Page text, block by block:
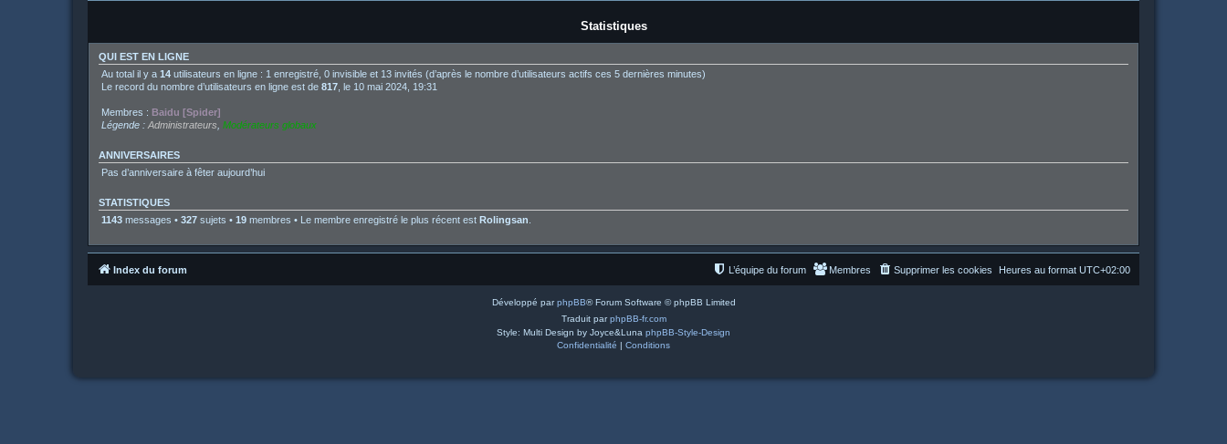
Statistiques
QUI EST EN LIGNE
Au total il y a 14 utilisateurs en ligne : 1 enregistré, 0 invisible et 13 invités (d’après le nombre d’utilisateurs actifs ces 5 dernières minutes)
Le record du nombre d’utilisateurs en ligne est de 817 , le 10 mai 2024, 19:31
Membres : Baidu [Spider]
Légende : Administrateurs Modérateurs globaux
ANNIVERSAIRES
Pas d’anniversaire à fêter aujourd’hui
STATISTIQUES
1143 messages • 327 sujets • 19 membres • Le membre enregistré le plus récent est Rolingsan
Index du forum Heures au format UTC+02:00
Supprimer les cookies
Membres
L’équipe du forum
Développé parphpBB® Forum Software © phpBB Limited
Traduit parphpBB-fr.com
Style: Multi Design by Joyce&Luna phpBB-Style-Design
Confidentialité | Conditions